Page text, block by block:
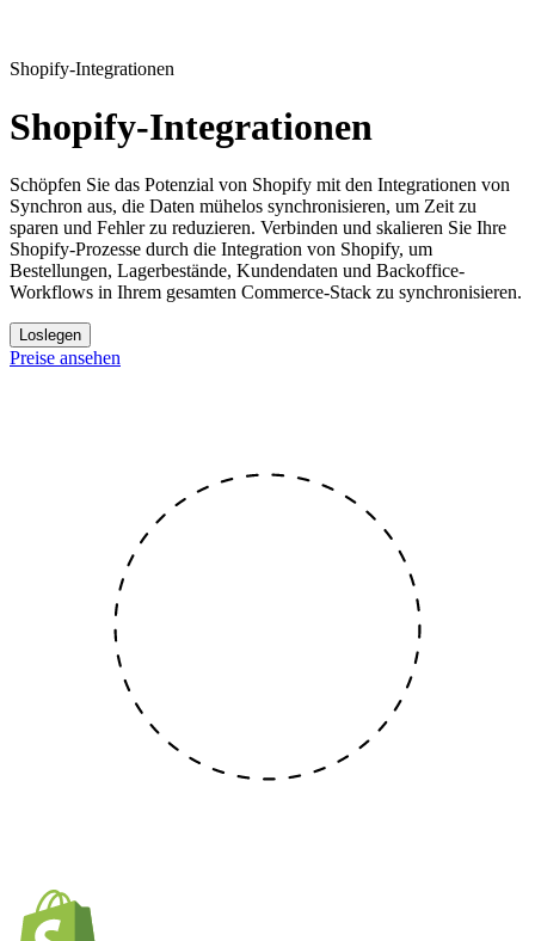
Shopify-Integrationen
Shopify-Integrationen
Schöpfen Sie das Potenzial von Shopify mit den Integrationen von
Synchron aus, die Daten mühelos synchronisieren, um Zeit zu
sparen und Fehler zu reduzieren. Verbinden und skalieren Sie Ihre
Shopify-Prozesse durch die Integration von Shopify, um
Bestellungen, Lagerbestände, Kundendaten und Backoffice-
Workflows in Ihrem gesamten Commerce-Stack zu synchronisieren.
Loslegen
Preise ansehen